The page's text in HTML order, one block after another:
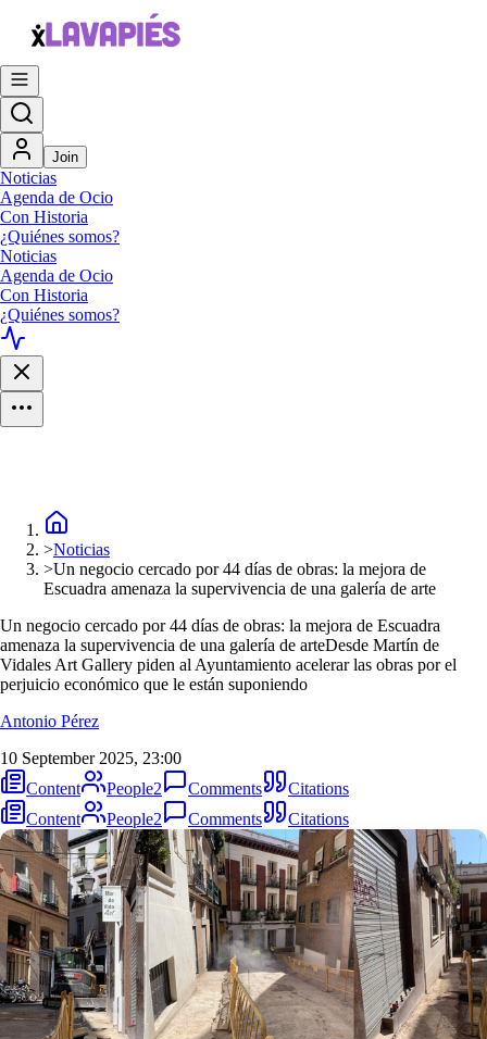
Join
Noticias
Agenda de Ocio
Con Historia
¿Quiénes somos?
Noticias
Agenda de Ocio
Con Historia
¿Quiénes somos?
>Noticias
>Un negocio cercado por 44 días de obras: la mejora de
Escuadra amenaza la supervivencia de una galería de arte
Un negocio cercado por 44 días de obras: la mejora de Escuadra
amenaza la supervivencia de una galería de arteDesde Martín de
Vidales Art Gallery piden al Ayuntamiento acelerar las obras por el
perjuicio económico que le están suponiendo
Antonio Pérez
10 September 2025, 23:00
Content
People2 Comments
Citations
Content
People2 Comments Citations